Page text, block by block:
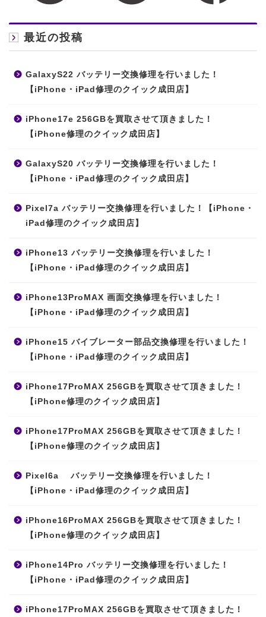
最近の投稿
GalaxyS22 バッテリー交換修理を行いました！
【iPhone・iPad修理のクイック成田店】
iPhone17e 256GBを買取させて頂きました！
【iPhone修理のクイック成田店】
GalaxyS20 バッテリー交換修理を行いました！
【iPhone・iPad修理のクイック成田店】
Pixel7a バッテリー交換修理を行いました！【iPhone・
iPad修理のクイック成田店】
iPhone13 バッテリー交換修理を行いました！
【iPhone・iPad修理のクイック成田店】
iPhone13ProMAX 画面交換修理を行いました！
【iPhone・iPad修理のクイック成田店】
iPhone15 バイブレーター部品交換修理を行いました！
【iPhone・iPad修理のクイック成田店】
iPhone17ProMAX 256GBを買取させて頂きました！
【iPhone修理のクイック成田店】
iPhone17ProMAX 256GBを買取させて頂きました！
【iPhone修理のクイック成田店】
Pixel6a バッテリー交換修理を行いました！
【iPhone・iPad修理のクイック成田店】
iPhone16ProMAX 256GBを買取させて頂きました！
【iPhone修理のクイック成田店】
iPhone14Pro バッテリー交換修理を行いました！
【iPhone・iPad修理のクイック成田店】
iPhone17ProMAX 256GBを買取させて頂きました！